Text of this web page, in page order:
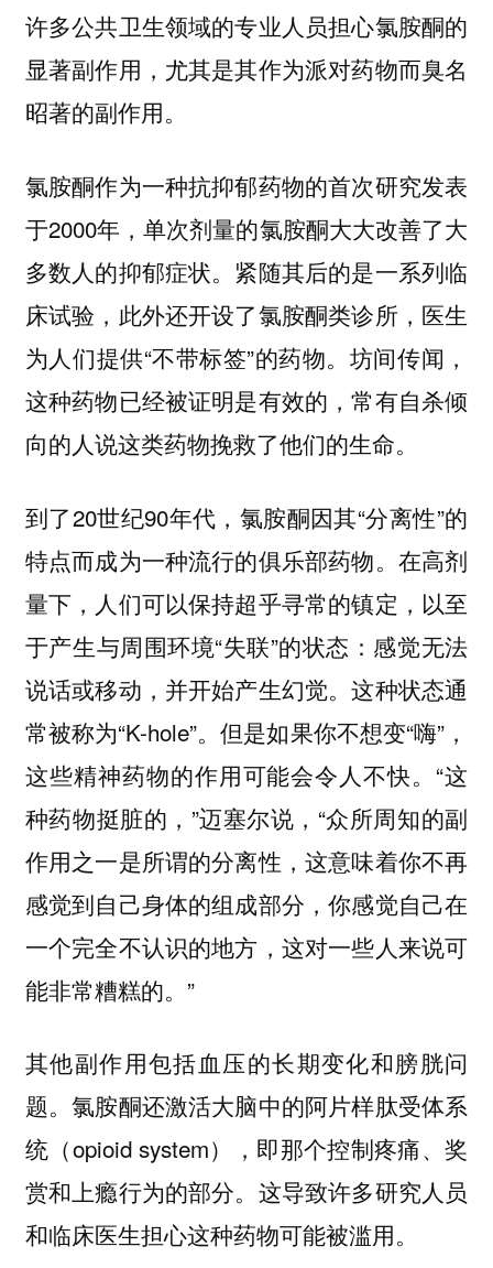
许多公共卫生领域的专业人员担心氯胺酮的
显著副作用，尤其是其作为派对药物而臭名
昭著的副作用。
氯胺酮作为一种抗抑郁药物的首次研究发表
于2000年，单次剂量的氯胺酮大大改善了大
多数人的抑郁症状。紧随其后的是一系列临
床试验，此外还开设了氯胺酮类诊所，医生
为人们提供“不带标签”的药物。 坊间传闻，
这种药物已经被证明是有效的，常有自杀倾
向的人说这类药物挽救了他们的生命。
到了20世纪90年代，氯胺酮因其“分离性”的
特点而成为一种流行的俱乐部药物。在高剂
量下，人们可以保持超乎寻常的镇定，以至
于产生与周围环境“失联”的状态：感觉无法
说话或移动，并开始产生幻觉。这种状态通
常被称为“K-hole”。但是如果你不想变“嗨”，
这些精神药物的作用可能会令人不快。“这
种药物挺脏的，”迈塞尔说，“众所周知的副
作用之一是所谓的分离性，这意味着你不再
感觉到自己身体的组成部分，你感觉自己在
一个完全不认识的地方，这对一些人来说可
能非常糟糕的。”
其他副作用包括血压的长期变化和膀胱问
题。氯胺酮还激活大脑中的阿片样肽受体系
统（opioid system），即那个控制疼痛、奖
赏和上瘾行为的部分。这导致许多研究人员
和临床医生担心这种药物可能被滥用。